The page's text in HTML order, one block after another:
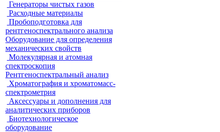
Генераторы чистых газов
Расходные материалы
Пробоподготовка для
рентгеноспектрального анализа
Оборудование для определения
механических свойств
Молекулярная и атомная
спектроскопия
Рентгеноспектральный анализ
Хроматография и хроматомасс-
спектрометрия
Аксессуары и дополнения для
аналитических приборов
Биотехнологическое
оборудование